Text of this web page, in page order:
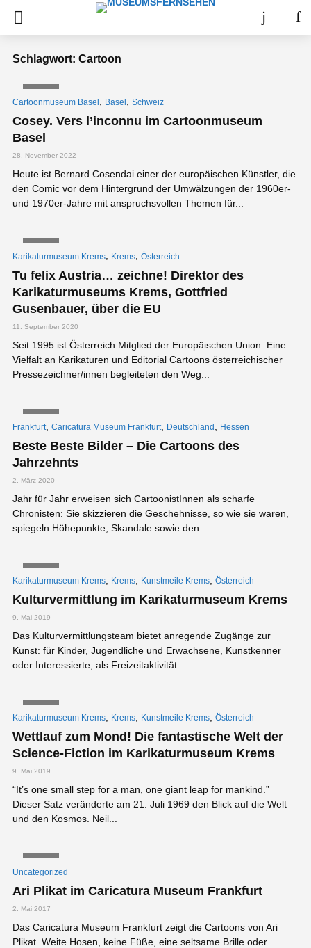
Schlagwort: Cartoon
Cartoonmuseum Basel Basel Schweiz
Cosey. Vers l’inconnu im Cartoonmuseum
Basel
28. November 2022
Heute ist Bernard Cosendai einer der europäischen Künstler, die
den Comic vor dem Hintergrund der Umwälzungen der 1960er-
und 1970er-Jahre mit anspruchsvollen Themen für...
Karikaturmuseum Krems, Krems, Österreich
Tu felix Austria… zeichne! Direktor des
Karikaturmuseums Krems, Gottfried
Gusenbauer, über die EU
11. September 2020
Seit 1995 ist Österreich Mitglied der Europäischen Union. Eine
Vielfalt an Karikaturen und Editorial Cartoons österreichischer
Pressezeichner/innen begleiteten den Weg...
Frankfurt Caricatura Museum Frankfurt Deutschland Hessen
Beste Beste Bilder – Die Cartoons des
Jahrzehnts
2. März 2020
Jahr für Jahr erweisen sich CartoonistInnen als scharfe
Chronisten: Sie skizzieren die Geschehnisse, so wie sie waren,
spiegeln Höhepunkte, Skandale sowie den...
Karikaturmuseum Krems Krems Kunstmeile Krems Österreich
Kulturvermittlung im Karikaturmuseum Krems
9. Mai 2019
Das Kulturvermittlungsteam bietet anregende Zugänge zur
Kunst: für Kinder, Jugendliche und Erwachsene, Kunstkenner
oder Interessierte, als Freizeitaktivität...
Karikaturmuseum Krems Krems Kunstmeile Krems Österreich
Wettlauf zum Mond! Die fantastische Welt der
Science-Fiction im Karikaturmuseum Krems
9. Mai 2019
“It’s one small step for a man, one giant leap for mankind.”
Dieser Satz veränderte am 21. Juli 1969 den Blick auf die Welt
und den Kosmos. Neil...
Uncategorized
Ari Plikat im Caricatura Museum Frankfurt
2. Mai 2017
Das Caricatura Museum Frankfurt zeigt die Cartoons von Ari
Plikat. Weite Hosen, keine Füße, eine seltsame Brille oder